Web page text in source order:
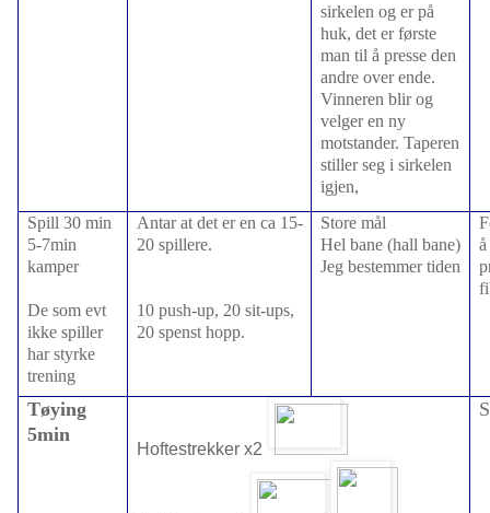
sirkelen og er på
huk, det er første
man til å presse den
andre over ende.
Vinneren blir og
velger en ny
motstander. Taperen
stiller seg i sirkelen
igjen,
Spill 30 min
5-7min
kamper
De som evt
ikke spiller
har styrke
trening
Antar at det er en ca 15-
20 spillere.
10 push-up, 20 sit-ups,
20 spenst hopp.
Store mål
Hel bane (hall bane)
Jeg bestemmer tiden
Tøying
5min
Hoftestrekker x2